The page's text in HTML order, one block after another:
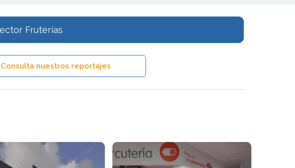
Fruterías
Consulta nuestros reportajes